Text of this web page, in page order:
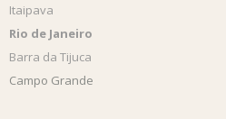
Itaipava
Rio de Janeiro
Barra da Tijuca
Campo Grande